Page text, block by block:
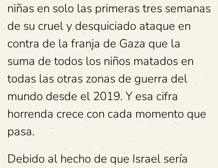
niñas en solo las primeras tres semanas
de su cruel y desquiciado ataque en
contra de la franja de Gaza que la
suma de todos los niños matados en
todas las otras zonas de guerra del
mundo desde el 2019. Y esa cifra
horrenda crece con cada momento que
pasa.
Debido al hecho de que Israel sería